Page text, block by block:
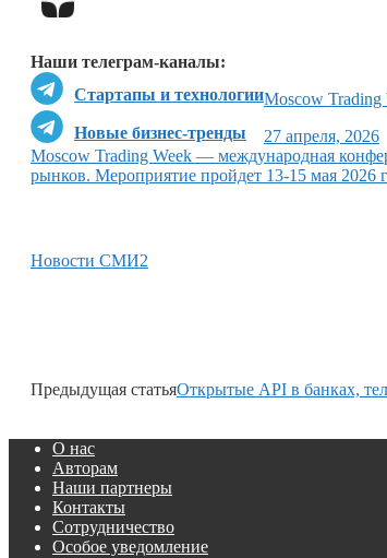
Наши телеграм-каналы:
Стартапы и технологии
Новые бизнес-тренды
Moscow Trading
27 апреля, 2026
Moscow Trading Week — международная
рынков. Мероприятие пройдет 13-15 мая
Новости СМИ2
Предыдущая статьяОткрытые API в банках,
О нас
Авторам
Наши партнеры
Контакты
Сотрудничество
Особое уведомление